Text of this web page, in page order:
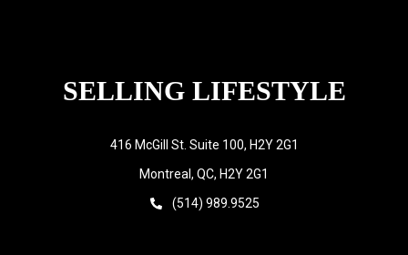
SELLING LIFESTYLE
416 McGill St. Suite 100, H2Y 2G1
Montreal, QC, H2Y 2G1
(514) 989.9525